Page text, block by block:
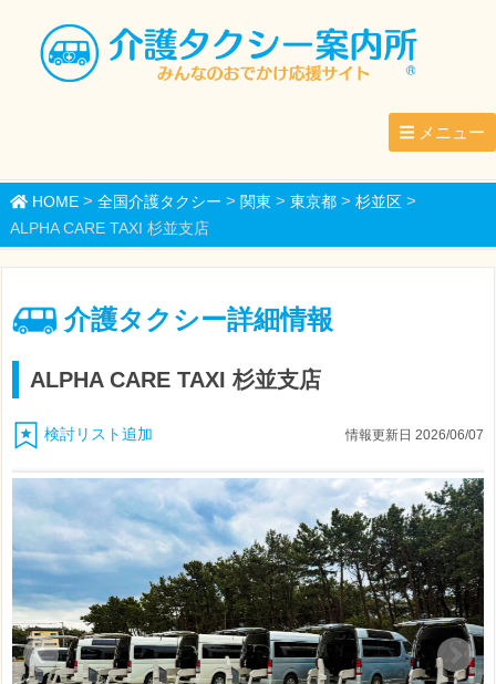
メニュー
HOME> 全国介護タクシー > 関東 > 東京都> 杉並区>
ALPHA CARE TAXI 杉並支店
介護タクシー詳細情報
ALPHA CARE TAXI 杉並支店
検討リスト追加 情報更新日 2026/06/07